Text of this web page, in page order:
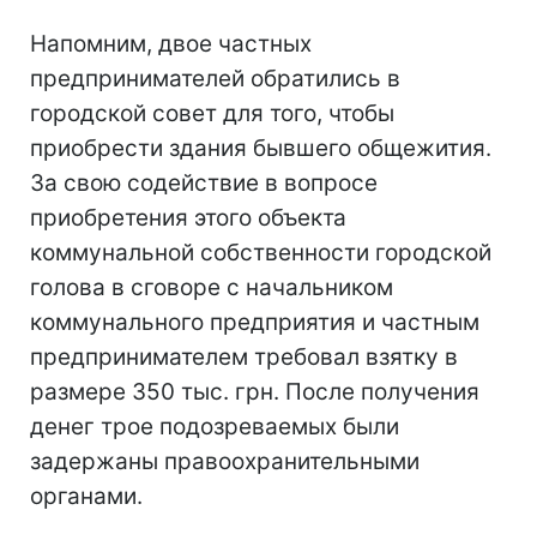
Напомним, двое частных
предпринимателей обратились в
городской совет для того, чтобы
приобрести здания бывшего общежития.
За свою содействие в вопросе
приобретения этого объекта
коммунальной собственности городской
голова в сговоре с начальником
коммунального предприятия и частным
предпринимателем требовал взятку в
размере 350 тыс. грн. После получения
денег трое подозреваемых были
задержаны правоохранительными
органами.